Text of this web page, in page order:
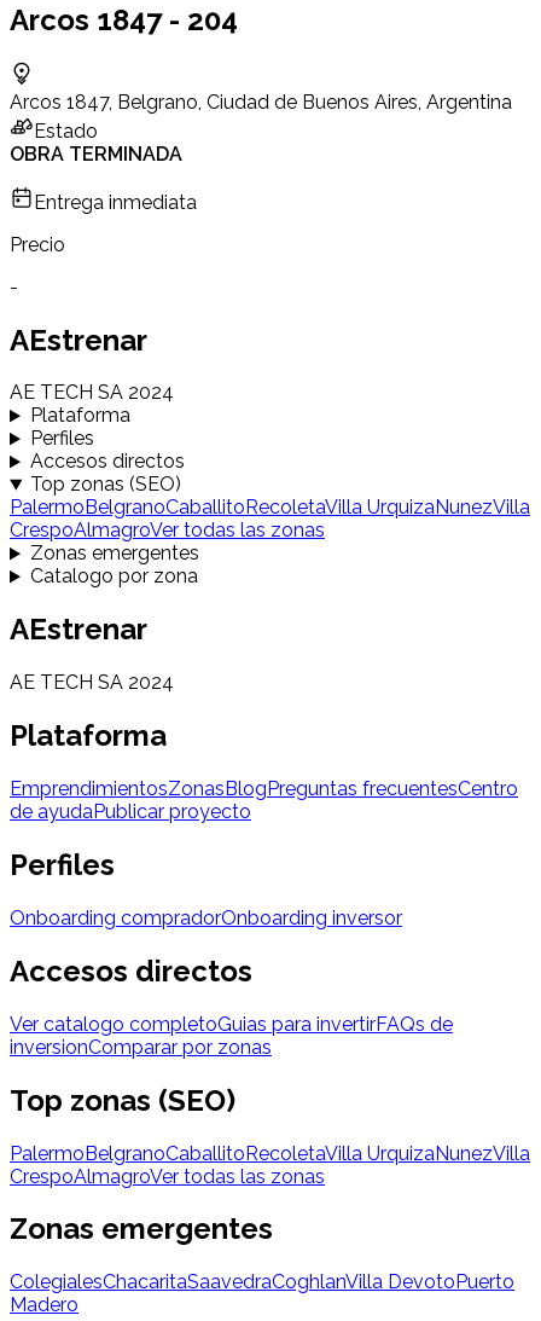
Arcos 1847 - 204
Arcos 1847, Belgrano, Ciudad de Buenos Aires, Argentina
Estado
OBRA TERMINADA
Entrega inmediata
Precio
-
AEstrenar
AE TECH SA 2024
Plataforma
Perfiles
Accesos directos
Top zonas (SEO)
Palermo BelgranoCaballito RecoletaVilla UrquizaNunezVilla
CrespoAlmagroVer todas las zonas
Zonas emergentes
Catalogo por zona
AEstrenar
AE TECH SA 2024
Plataforma
EmprendimientosZonasBlogPreguntas frecuentesCentro
de ayudaPublicar proyecto
Perfiles
Onboarding compradorOnboarding inversor
Accesos directos
Ver catalogo completoGuias para invertirFAQs de
inversionComparar por zonas
Top zonas (SEO)
PalermoBelgranoCaballitoRecoletaVilla UrquizaNunezVilla
CrespoAlmagroVer todas las zonas
Zonas emergentes
ColegialesChacaritaSaavedraCoghlanVilla Devoto Puerto
Madero